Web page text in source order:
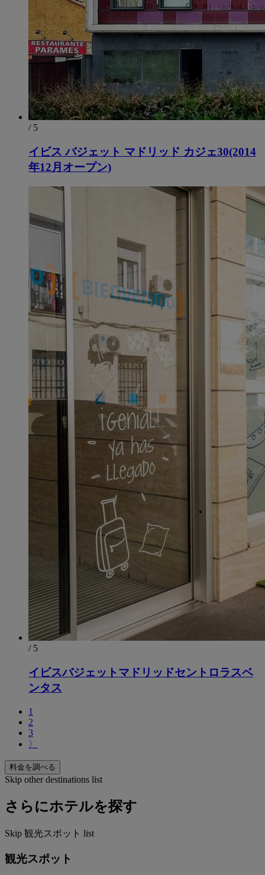
/ 5
イビス バジェット マドリッド カジェ30(2014
年12月オープン)
/ 5
イビスバジェットマドリッドセントロラスベ
ンタス
1
2
3
〉
料金を調べる
Skip other destinations list
さらにホテルを探す
Skip 観光スポット list
観光スポット